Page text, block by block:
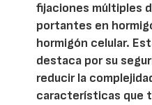
fijaciones múltiples
portantes en
hormigón celular.
destaca por su
reducir la
características que